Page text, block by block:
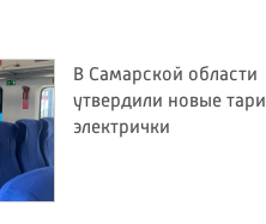
В Самарской области
утвердили новые
электрички